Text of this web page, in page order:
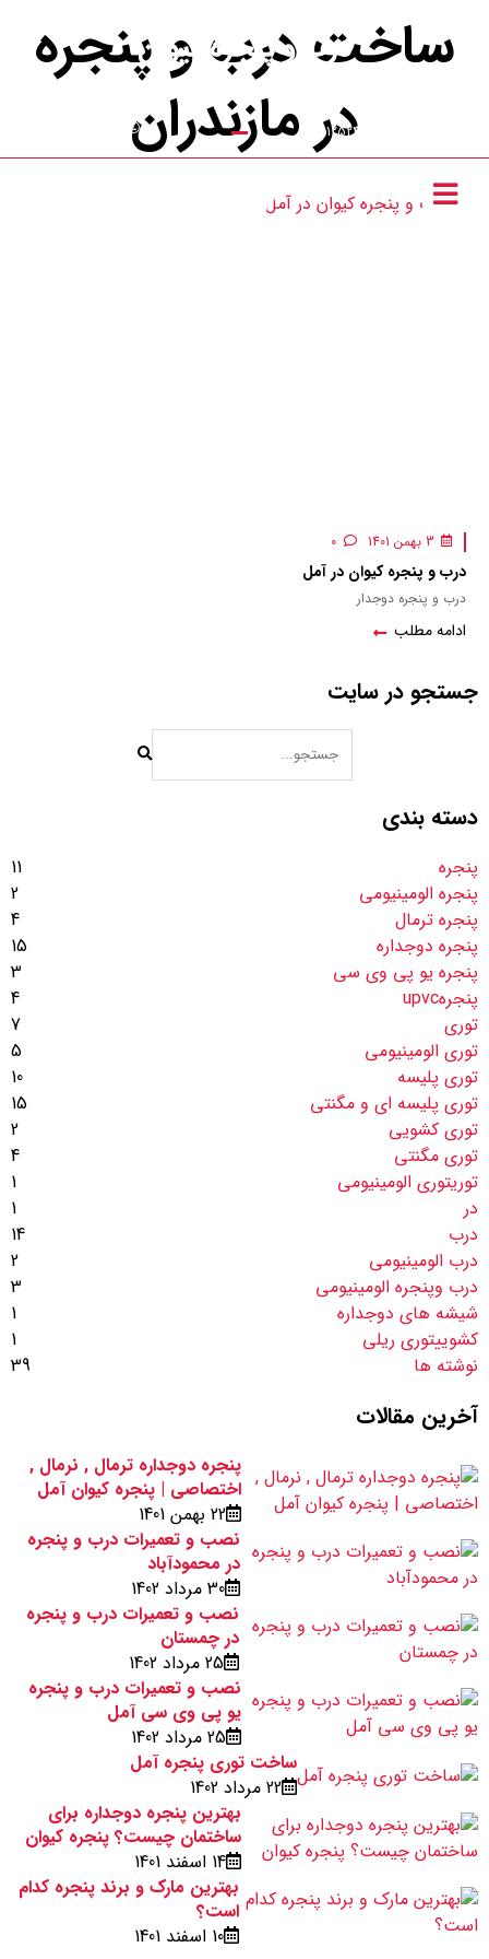
ساخت درب و پنجره
در مازندران
درب و پنجره کیوان در آمل
درب و پنجره دوجدار
ادامه مطلب
جستجو در سایت
دسته بندی
پنجره
11
پنجره الومینیومی
2
پنجره ترمال
4
پنجره دوجداره
15
پنجره یو پی وی سی
3
پنجرهupvc
4
توری
7
توری الومینیومی
5
توری پلیسه
10
توری پلیسه ای و مگنتی
15
توری کشویی
2
توری مگنتی
4
توریتوری الومینیومی
1
در
1
درب
14
درب الومینیومی
2
درب وپنجره الومینیومی
3
شیشه های دوجداره
1
کشوییتوری ریلی
1
نوشته ها
39
آخرین مقالات
پنجره دوجداره ترمال , نرمال ,
اختصاصی | پنجره کیوان آمل
22 بهمن 1401
نصب و تعمیرات درب و پنجره
در محمودآباد
30 مرداد 1402
نصب و تعمیرات درب و پنجره
در چمستان
25 مرداد 1402
نصب و تعمیرات درب و پنجره
یو پی وی سی آمل
25 مرداد 1402
ساخت توری پنجره آمل
22 مرداد 1402
بهترین پنجره دوجداره برای
ساختمان چیست؟ پنجره کیوان
14 اسفند 1401
بهترین مارک و برند پنجره کدام
است؟
10 اسفند 1401